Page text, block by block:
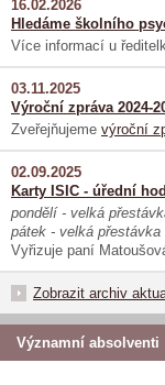
16.02.2026
Hledáme školního
Více informací u
03.11.2025
Výroční zpráva 2024-
Zveřejňujeme výroční
02.09.2025
Karty ISIC - úřední
pondělí - velká
pátek - velká přestávka
Vyřizuje paní
Zobrazit archiv
Významní absolventi